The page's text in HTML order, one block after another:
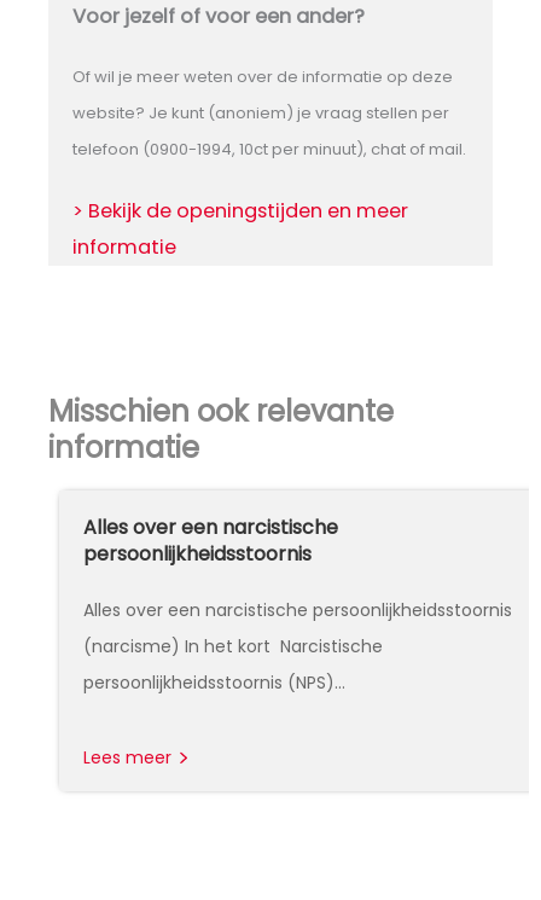
Voor jezelf of voor een ander?
Of wil je meer weten over de informatie op deze
website? Je kunt (anoniem) je vraag stellen per
telefoon (0900-1994, 10ct per minuut), chat of mail.
> Bekijk de openingstijden en meer
informatie
Misschien ook relevante
informatie
Alles over een narcistische
persoonlijkheidsstoornis
Alles over een narcistische persoonlijkheidsstoornis
(narcisme) In het kort Narcistische
persoonlijkheidsstoornis (NPS)…
Lees meer